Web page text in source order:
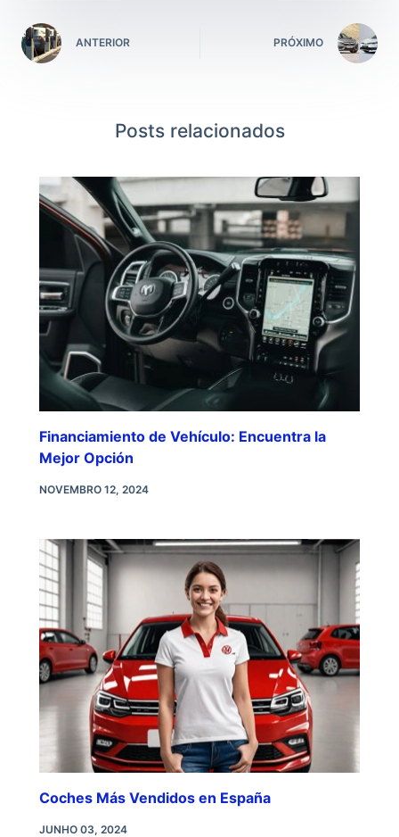
ANTERIOR PRÓXIMO
Posts relacionados
Financiamiento de Vehículo: Encuentra la
Mejor Opción
NOVEMBRO 12, 2024
Coches Más Vendidos en España
JUNHO 03, 2024